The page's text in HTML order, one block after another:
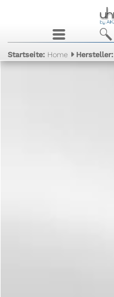
j b
Startseite: Home Hersteller: